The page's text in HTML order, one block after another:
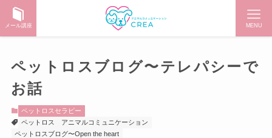
メール講座 MENU
ペットロスブログ〜テレパシーで
お話
ペットロスセラピー
ペットロス
アニマルコミュニケーション
ペットロスブログ〜Open the heart